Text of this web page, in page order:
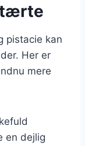
pistacie kan
Her er
mere
en dejlig